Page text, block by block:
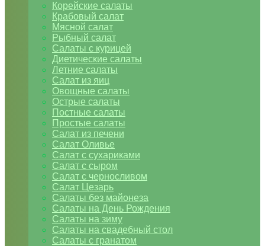
Корейские салаты
Крабовый салат
Мясной салат
Рыбный салат
Салаты с курицей
Диетические салаты
Летние салаты
Салат из яиц
Овощные салаты
Острые салаты
Постные салаты
Простые салаты
Салат из печени
Салат Оливье
Салат с сухариками
Салат с сыром
Салат с черносливом
Салат Цезарь
Салаты без майонеза
Салаты на День Рождения
Салаты на зиму
Салаты на свадебный стол
Салаты с гранатом